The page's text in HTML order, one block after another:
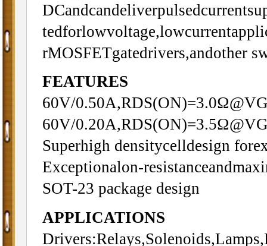
rMOSFETgatedrivers,andother
FEATURES
60V/
60V/
Superhigh densitycelldesign
Exceptionalon-
SOT-23 package design
APPLICATIONS